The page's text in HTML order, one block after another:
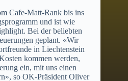
Cafe-Matt-Rank bis ins
und ist wie
Bei der beliebten
geplant. «Wir
in Liechtenstein
kommen werden,
ein, mit uns einen
so OK-Präsident Oliver